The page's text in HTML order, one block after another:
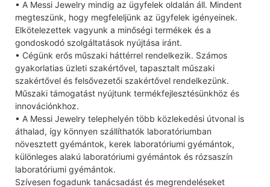
• A Messi Jewelry mindig az ügyfelek oldalán áll. Mindent
megteszünk, hogy megfeleljünk az ügyfelek igényeinek.
Elkötelezettek vagyunk a minőségi termékek és a
gondoskodó szolgáltatások nyújtása iránt.
• Cégünk erős műszaki háttérrel rendelkezik. Számos
gyakorlatias üzleti szakértővel, tapasztalt műszaki
szakértővel és felsővezetői szakértővel rendelkezünk.
Műszaki támogatást nyújtunk termékfejlesztésünkhöz és
innovációnkhoz.
• A Messi Jewelry telephelyén több közlekedési útvonal is
áthalad, így könnyen szállíthatók laboratóriumban
növesztett gyémántok, kerek laboratóriumi gyémántok,
különleges alakú laboratóriumi gyémántok és rózsaszín
laboratóriumi gyémántok.
Szívesen fogadunk tanácsadást és megrendeléseket